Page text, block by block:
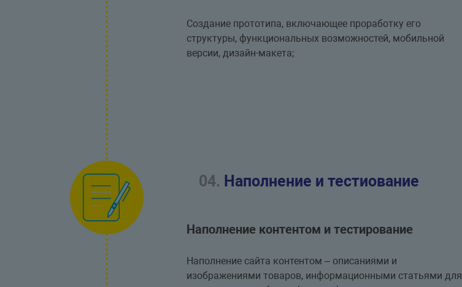
Создание прототипа, включающее проработку его
структуры, функциональных возможностей, мобильной
версии, дизайн-макета;
04. Наполнение и тестиование
Наполнение контентом и тестирование
Наполнение сайта контентом – описаниями и
изображениями товаров, информационными статьями для